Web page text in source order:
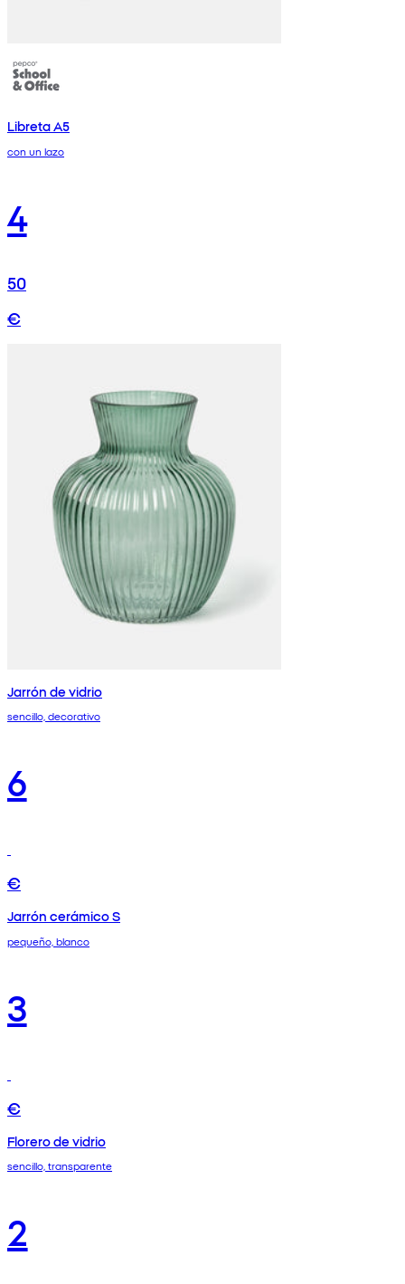
Libreta A5
con un lazo
4
50
€
Jarrón de vidrio
sencillo, decorativo
6
€
Jarrón cerámico S
pequeño, blanco
3
€
Florero de vidrio
sencillo, transparente
2